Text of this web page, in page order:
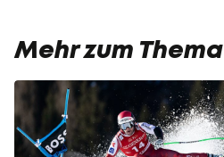
Mehr zum Thema